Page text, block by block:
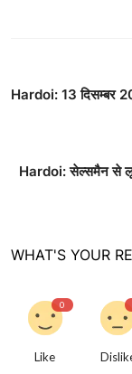
Hardoi: 13 दिसम्बर
Hardoi: सेल्समैन से लूट
WHAT'S YOUR
0
Like